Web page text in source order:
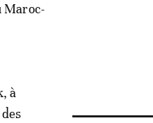
Maroc-
à